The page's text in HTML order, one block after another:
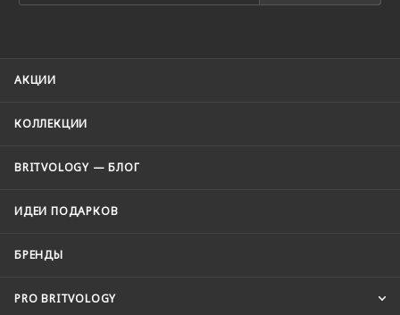
АКЦИИ
КОЛЛЕКЦИИ
BRITVOLOGY — БЛОГ
ИДЕИ ПОДАРКОВ
БРЕНДЫ
PRO BRITVOLOGY